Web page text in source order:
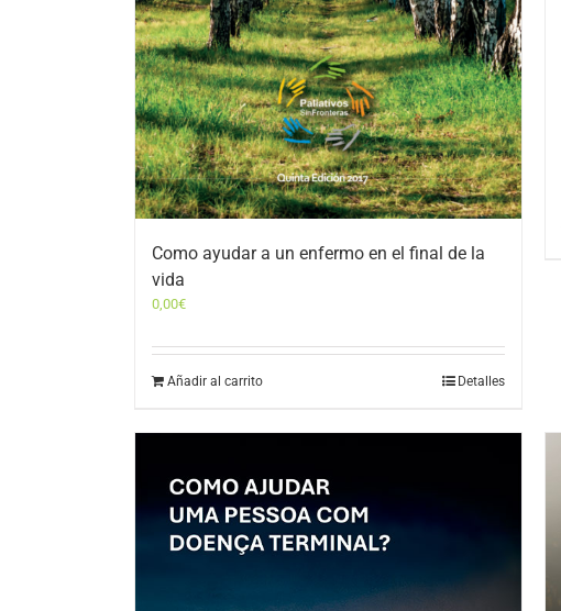
Como ayudar a un enfermo en el final de la
vida
0,00€
Añadir al carrito Detalles